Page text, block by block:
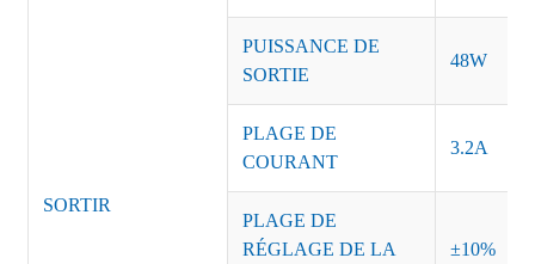
SORTIR
PUISSANCE DE
SORTIE
48W
PLAGE DE
COURANT
3.2A
PLAGE DE
RÉGLAGE DE LA
±10%